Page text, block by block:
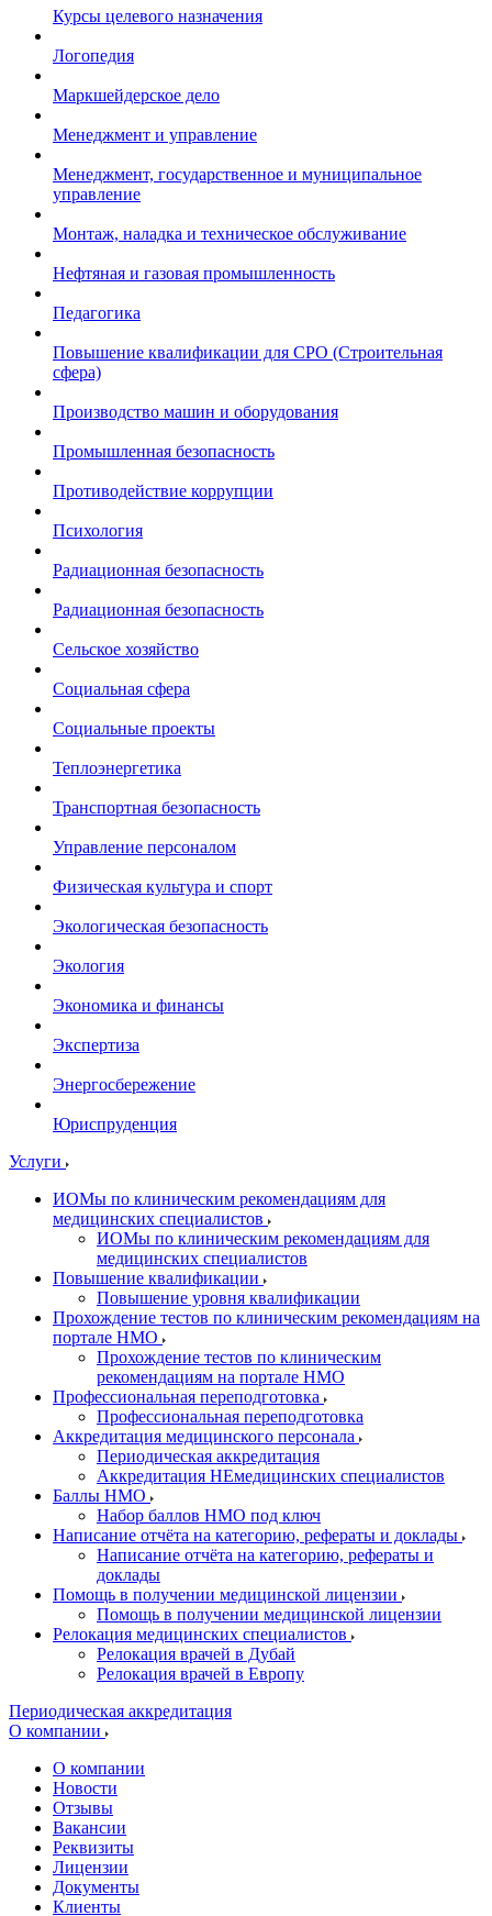
Курсы целевого назначения
Логопедия
Маркшейдерское дело
Менеджмент и управление
Менеджмент, государственное и муниципальное
управление
Монтаж, наладка и техническое обслуживание
Нефтяная и газовая промышленность
Педагогика
Повышение квалификации для СРО (Строительная
сфера)
Производство машин и оборудования
Промышленная безопасность
Противодействие коррупции
Психология
Радиационная безопасность
Радиационная безопасность
Сельское хозяйство
Социальная сфера
Социальные проекты
Теплоэнергетика
Транспортная безопасность
Управление персоналом
Физическая культура и спорт
Экологическая безопасность
Экология
Экономика и финансы
Экспертиза
Энергосбережение
Юриспруденция
Услуги
ИОМы по клиническим рекомендациям для
медицинских специалистов
ИОМы по клиническим рекомендациям для
медицинских специалистов
Повышение квалификации
Повышение уровня квалификации
Прохождение тестов по клиническим рекомендациям на
портале НМО
Прохождение тестов по клиническим
рекомендациям на портале НМО
Профессиональная переподготовка
Профессиональная переподготовка
Аккредитация медицинского персонала
Периодическая аккредитация
Аккредитация НЕмедицинских специалистов
Баллы НМО
Набор баллов НМО под ключ
Написание отчёта на категорию, рефераты и доклады
Написание отчёта на категорию, рефераты и
доклады
Помощь в получении медицинской лицензии
Помощь в получении медицинской лицензии
Релокация медицинских специалистов
Релокация врачей в Дубай
Релокация врачей в Европу
Периодическая аккредитация
О компании
О компании
Новости
Отзывы
Вакансии
Реквизиты
Лицензии
Документы
Клиенты